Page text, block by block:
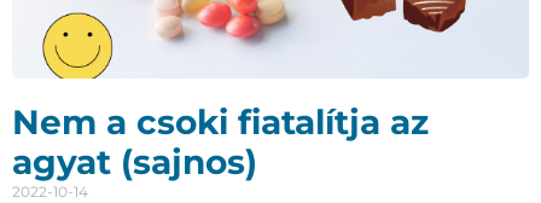
Nem a csoki fiatalítja az
agyat (sajnos)
2022-10-14